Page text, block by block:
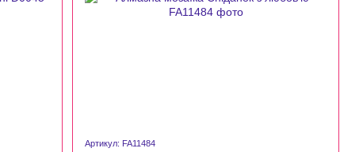
Артикул: FA11484